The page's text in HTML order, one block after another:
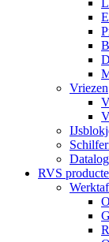
Vriezen
RVS